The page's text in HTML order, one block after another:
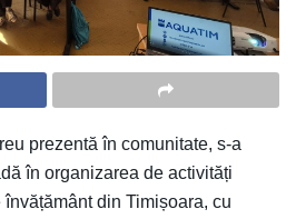
prezentă în comunitate, s-a
în organizarea de activități
din Timișoara, cu